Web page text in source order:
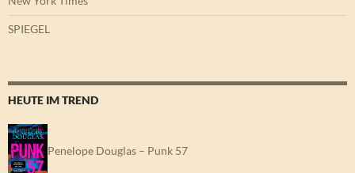
SPIEGEL
HEUTE IM TREND
Penelope Douglas – Punk 57